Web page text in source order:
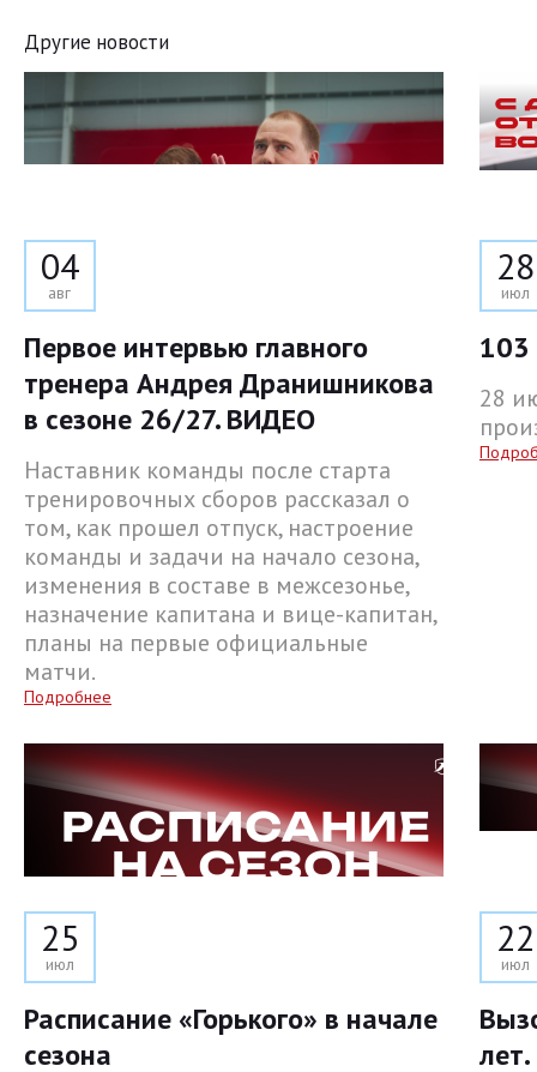
Другие новости
04
авг
Первое интервью главного
тренера Андрея Дранишникова
в сезоне 26/27. ВИДЕО
Наставник команды после старта
тренировочных сборов рассказал о
том, как прошел отпуск, настроение
команды и задачи на начало сезона,
изменения в составе в межсезонье,
назначение капитана и вице-капитан,
планы на первые официальные
матчи.
Подробнее
28
июл
103
28
25
июл
Расписание «Горького» в начале
сезона
22
июл